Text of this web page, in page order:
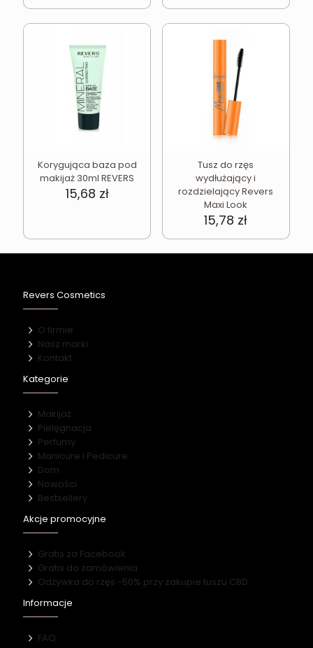
Korygująca baza pod
makijaż 30ml REVERS
15,68 zł
Tusz do rzęs
wydłużający i
rozdzielający Revers
Maxi Look
15,78 zł
Revers Cosmetics
O firmie
Nasz marki
Kontakt
Kategorie
Makijaż
Pielęgnacja
Perfumy
Manicure i Pedicure
Dom
Nowości
Bestsellery
Akcje promocyjne
Gratis za Facebook
Gratis do zamówienia
Odżywka do rzęs -50% przy zakupie tuszu CBD
Informacje
FAQ